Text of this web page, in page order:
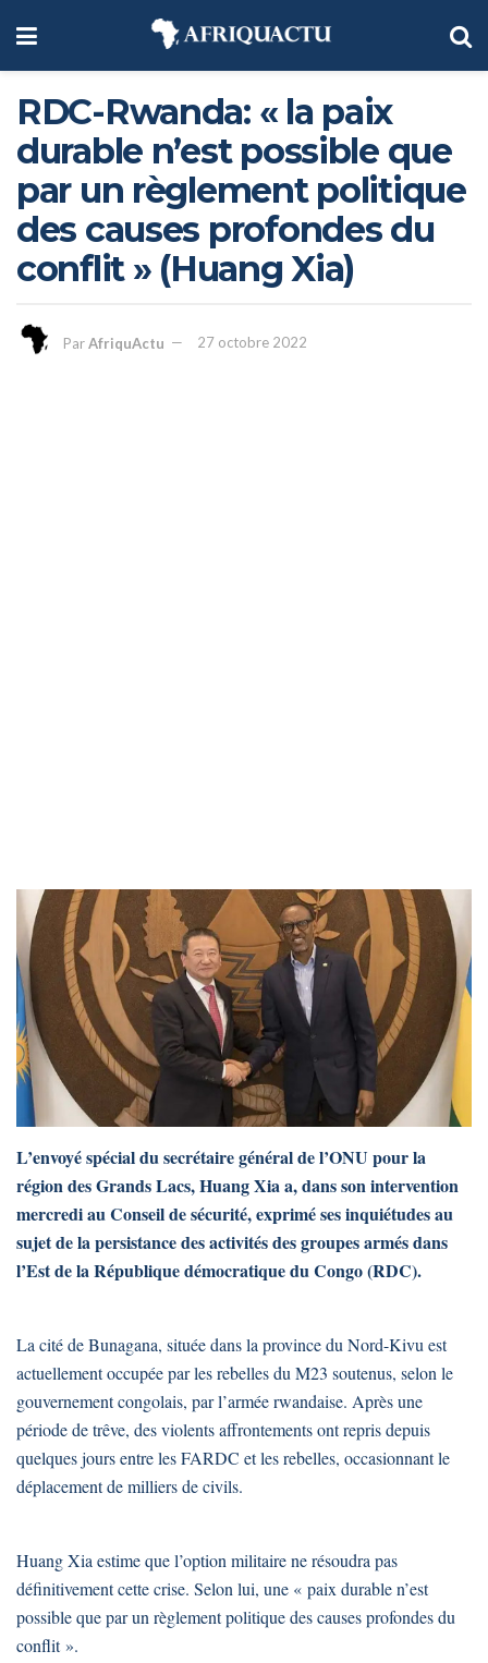
RDC-Rwanda: « la paix
durable n’est possible que
par un règlement politique
des causes profondes du
conflit » (Huang Xia)
ParAfriquActu 27 octobre 2022
L’envoyé spécial du secrétaire général de l’ONU pour la
région des Grands Lacs, Huang Xia a, dans son intervention
mercredi au Conseil de sécurité, exprimé ses inquiétudes au
sujet de la persistance des activités des groupes armés dans
l’Est de la République démocratique du Congo (RDC).
La cité de Bunagana, située dans la province du Nord-Kivu est
actuellement occupée par les rebelles du M23 soutenus, selon le
gouvernement congolais, par l’armée rwandaise. Après une
période de trêve, des violents affrontements ont repris depuis
quelques jours entre les FARDC et les rebelles, occasionnant le
déplacement de milliers de civils.
Huang Xia estime que l’option militaire ne résoudra pas
définitivement cette crise. Selon lui, une « paix durable n’est
possible que par un règlement politique des causes profondes du
conflit ».